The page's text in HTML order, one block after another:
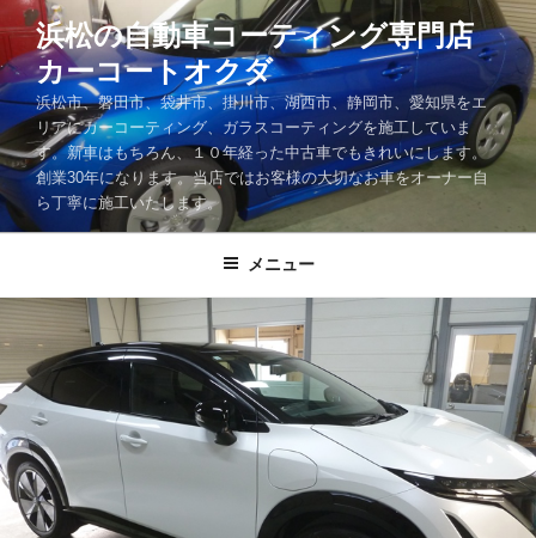
ン
テ
ン
ツ
へ
ス
キ
浜松の自動車コーティング専門店
カーコートオクダ
浜松市、磐田市、袋井市、掛川市、湖西市、静岡市、愛知県をエ
リアにカーコーティング、ガラスコーティングを施工していま
す。新車はもちろん、１０年経った中古車でもきれいにします。
創業30年になります。当店ではお客様の大切なお車をオーナー自
ら丁寧に施工いたします。
メニュー